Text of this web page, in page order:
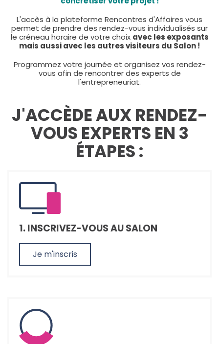
L'accès à la plateforme Rencontres d'Affaires vous
permet de prendre des rendez-vous individualisés sur
le créneau horaire de votre choix avec les exposants
mais aussi avec les autres visiteurs du Salon !
Programmez votre journée et organisez vos rendez-
vous afin de rencontrer des experts de
l'entrepreneuriat.
J'ACCÈDE AUX RENDEZ-
VOUS EXPERTS EN 3
ÉTAPES :
1. INSCRIVEZ-VOUS AU SALON
Je m'inscris